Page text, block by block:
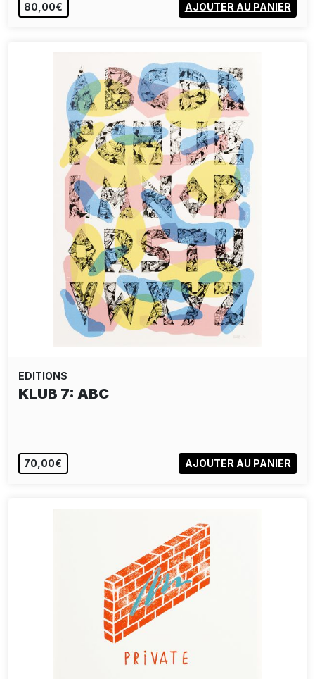
80,00€ AJOUTER AU PANIER
EDITIONS
KLUB 7: ABC
70,00€ AJOUTER AU PANIER